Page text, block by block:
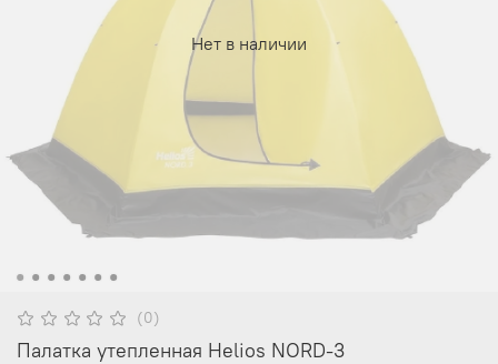
Нет в наличии
(0)
Палатка утепленная Helios NORD-3